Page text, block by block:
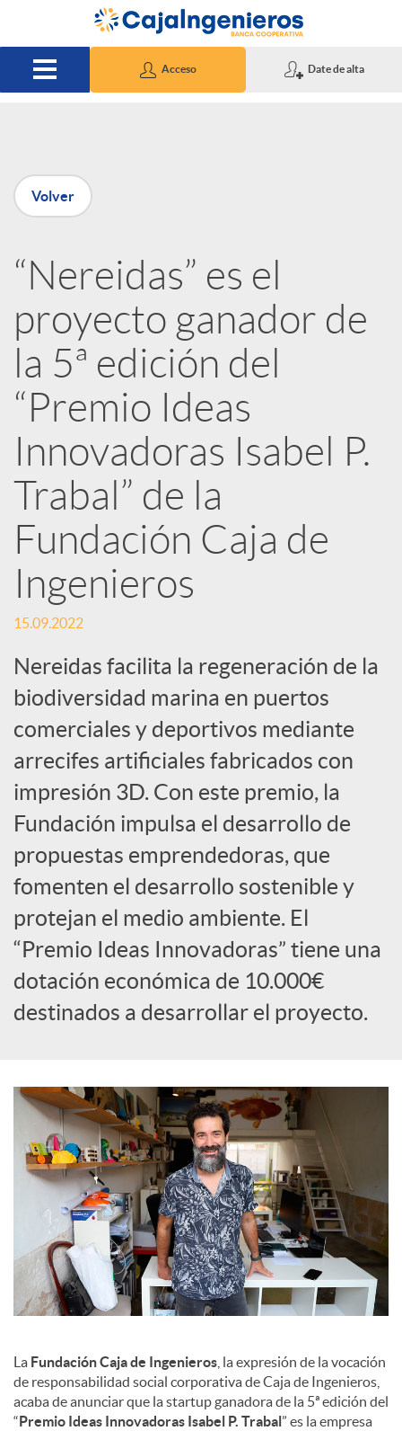
Saltar al contenido principal
Acceso Date de alta
P
u
b
l
i
c
a
d
o
r
d
e
c
o
n
t
e
n
d
o
s
Volver
“Nereidas” es el
proyecto ganador de
la 5ª edición del
“Premio Ideas
Innovadoras Isabel P.
Trabal” de la
Fundación Caja de
Ingenieros
15.09.2022
Nereidas facilita la regeneración de la
biodiversidad marina en puertos
comerciales y deportivos mediante
arrecifes artificiales fabricados con
impresión 3D. Con este premio, la
Fundación impulsa el desarrollo de
propuestas emprendedoras, que
fomenten el desarrollo sostenible y
protejan el medio ambiente. El
“Premio Ideas Innovadoras” tiene una
dotación económica de 10.000€
destinados a desarrollar el proyecto.
La Fundación Caja de Ingenieros , la expresión de la vocación
de responsabilidad social corporativa de Caja de Ingenieros,
acaba de anunciar que la startup ganadora de la 5ª edición del
“Premio Ideas Innovadoras Isabel P. Trabal” es la empresa